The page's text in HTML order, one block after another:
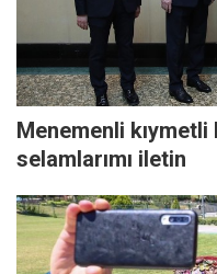
Menemenli
selamlarımı iletin